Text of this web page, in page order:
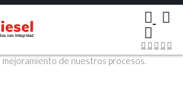
Email
con sus comentarios, sus opiniones son muy
mejoramiento de nuestros procesos.